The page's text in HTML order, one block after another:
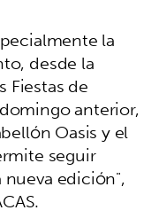
la
desde la
Fiestas de
anterior,
Oasis y el
seguir
edición",